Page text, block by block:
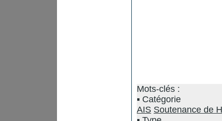
Mots-clés :
Catégorie
AIS Soutenance de